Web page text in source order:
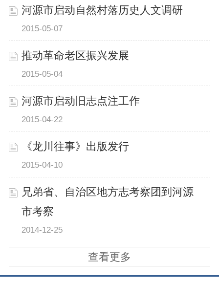
河源市启动自然村落历史人文调研
2015-05-07
推动革命老区振兴发展
2015-05-04
河源市启动旧志点注工作
2015-04-22
《龙川往事》出版发行
2015-04-10
兄弟省、自治区地方志考察团到河源
市考察
2014-12-25
查看更多